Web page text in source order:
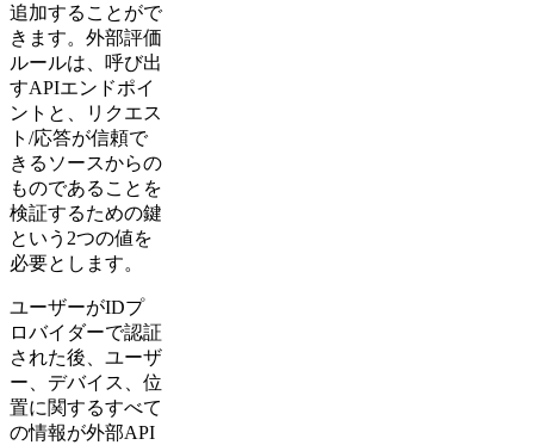
追加することがで
きます。外部評価
ルールは、呼び出
すAPIエンドポイ
ントと、リクエス
ト/応答が信頼で
きるソースからの
ものであることを
検証するための鍵
という2つの値を
必要とします。
ユーザーがIDプ
ロバイダーで認証
された後、ユーザ
ー、デバイス、位
置に関するすべて
の情報が外部API